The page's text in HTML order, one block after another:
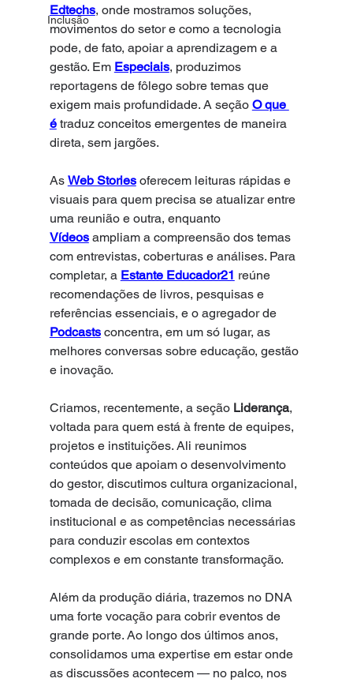
Inclusão
Edtechs, onde mostramos soluções,
movimentos do setor e como a tecnologia
pode, de fato, apoiar a aprendizagem e a
gestão. Em Especiais, produzimos
reportagens de fôlego sobre temas que
exigem mais profundidade. A seção O que
é traduz conceitos emergentes de maneira
direta, sem jargões.
As Web Stories oferecem leituras rápidas e
visuais para quem precisa se atualizar entre
uma reunião e outra, enquanto
Vídeos ampliam a compreensão dos temas
com entrevistas, coberturas e análises. Para
completar, a Estante Educador21 reúne
recomendações de livros, pesquisas e
referências essenciais, e o agregador de
Podcasts concentra, em um só lugar, as
melhores conversas sobre educação, gestão
e inovação.
Criamos, recentemente, a seção Liderança,
voltada para quem está à frente de equipes,
projetos e instituições. Ali reunimos
conteúdos que apoiam o desenvolvimento
do gestor, discutimos cultura organizacional,
tomada de decisão, comunicação, clima
institucional e as competências necessárias
para conduzir escolas em contextos
complexos e em constante transformação.
Além da produção diária, trazemos no DNA
uma forte vocação para cobrir eventos de
grande porte. Ao longo dos últimos anos,
consolidamos uma expertise em estar onde
as discussões acontecem — no palco, nos